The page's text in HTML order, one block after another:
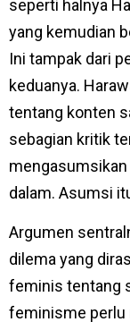
seperti halnya
yang kemudian
Ini tampak dari
keduanya.
tentang konten
sebagian kritik
dalam. Asumsi
Argumen
dilema yang
feminis tentang
feminisme perlu